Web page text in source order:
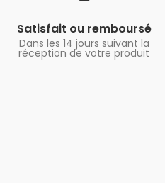
Satisfait ou remboursé
Dans les 14 jours suivant la
réception de votre produit